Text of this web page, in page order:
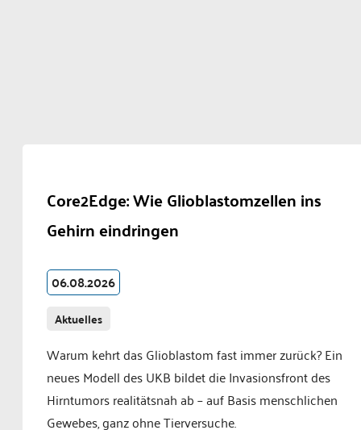
Core2Edge: Wie Glioblastomzellen ins
Gehirn eindringen
06.08.2026
Aktuelles
Warum kehrt das Glioblastom fast immer zurück? Ein
neues Modell des UKB bildet die Invasionsfront des
Hirntumors realitätsnah ab – auf Basis menschlichen
Gewebes, ganz ohne Tierversuche.